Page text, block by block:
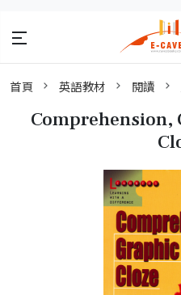
首頁 英語教材 閱讀
Comprehension,